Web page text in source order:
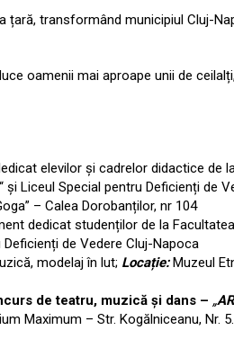
țară, transformând municipiul Cluj-
oamenii mai aproape unii de
elevilor și cadrelor didactice de
și Liceul Special pentru Deficienți de
– Calea Dorobanților, nr 104
dedicat studenților de la
de Vedere Cluj-Napoca
modelaj în lut; Locație:Muzeul
de teatru, muzică și dans – „
Maximum – Str. Kogălniceanu, Nr. 5.